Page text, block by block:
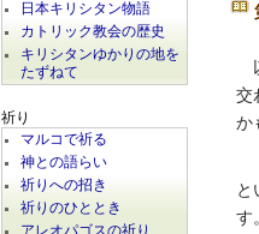
日本キリシタン物語
カトリック教会の歴史
キリシタンゆかりの地を
たずねて
祈り
マルコで祈る
神との語らい
祈りへの招き
祈りのひととき
交
か
と
す。